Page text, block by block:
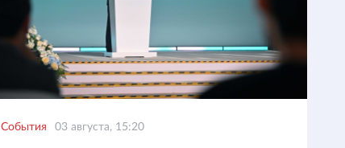
События 03 августа, 15:20